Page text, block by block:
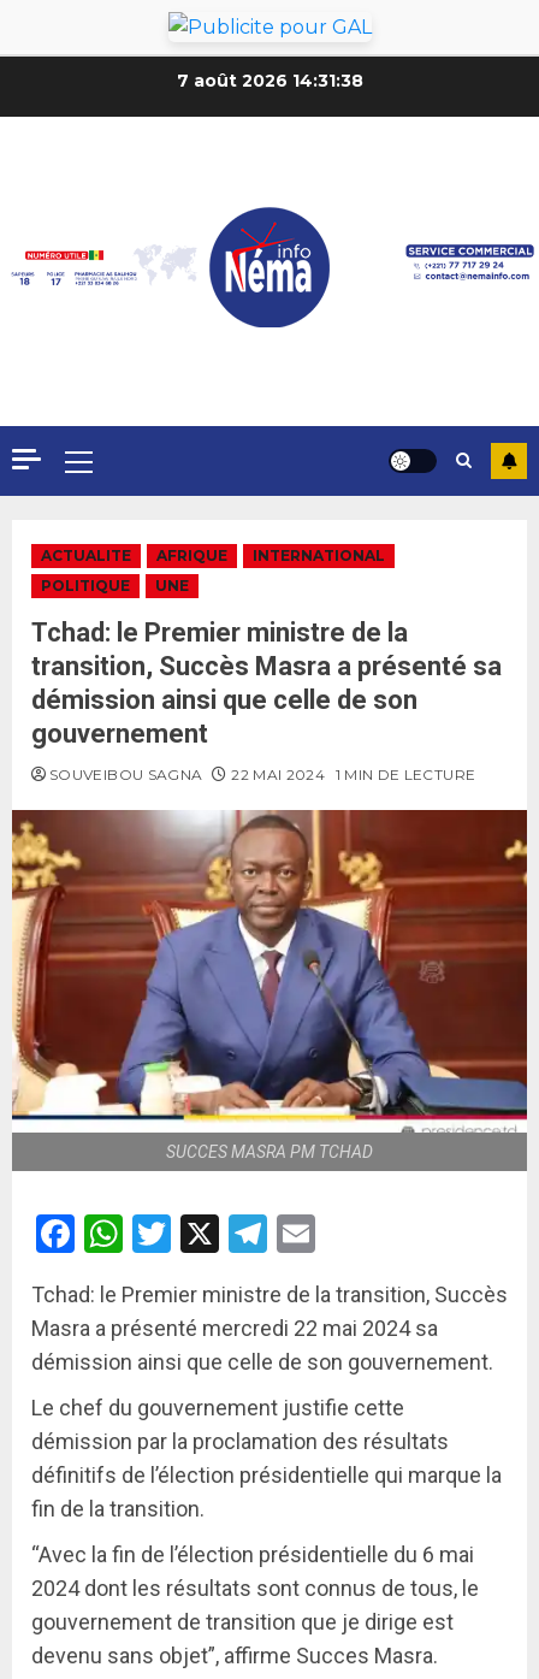
7 août 2026 14:31:40
ACTUALITE AFRIQUE
INTERNATIONAL
POLITIQUE
UNE
Tchad: le Premier ministre de la
transition, Succès Masra a présenté sa
démission ainsi que celle de son
gouvernement
SOUVEIBOU SAGNA 22 MAI 2024 1 MIN DE LECTURE
SUCCES MASRA PM TCHAD
Facebook
WhatsApp
Twitter
X Telegram
Tchad: le Premier ministre de la transition, Succès
Masra a présenté mercredi 22 mai 2024 sa
démission ainsi que celle de son gouvernement.
Le chef du gouvernement justifie cette
démission par la proclamation des résultats
définitifs de l’élection présidentielle qui marque la
fin de la transition.
“Avec la fin de l’élection présidentielle du 6 mai
2024 dont les résultats sont connus de tous, le
gouvernement de transition que je dirige est
devenu sans objet”, affirme Succes Masra.